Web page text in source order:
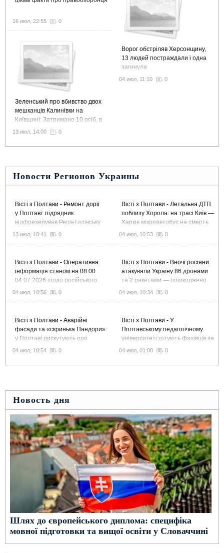
16 июл, 22:55 0
Зеленський про вбивство двох
мешканців Калинівки на
Київщині: Затримано 10 осіб, в
тому числі колишнього
13 июл, 14:00 0
Ворог обстріляв Херсонщину,
13 людей постраждали і одна
загинула
04 июл, 11:10 0
Новости Регионов Украины
Вісті з Полтави - Ремонт доріг
у Полтаві: підрядник
відфрезерував Решетилівську
й Великотирнівську та завершує
13 июл, 18:41 0
Вісті з Полтави - Оперативна
інформація станом на 08:00
04.07.2026 щодо російського
вторгнення
04 июл, 10:56 0
Вісті з Полтави - Аварійні
фасади та «скринька Пандори»:
у Полтаві дискутують про
виділення 1,5 млн грн
04 июл, 10:54 0
Вісті з Полтави - Летальна ДТП
поблизу Хорола: на трасі Київ —
Харків мікроавтобус на смерть
збив пішохода
04 июл, 10:53 0
Вісті з Полтави - Вночі росіяни
атакували Україну 86 дронами
та 2 ракетами — пошкоджено
підприємство в Полтавському
04 июл, 10:34 0
Вісті з Полтави - У
Полтавському педагогічному
університеті готують фахівців за
сучасною освітньою моделлю
04 июл, 01:00 0
Новость дня
Шлях до європейського диплома: специфіка
мовної підготовки та вищої освіти у Словаччині